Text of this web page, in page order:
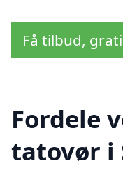
Få tilbud,
Fordele
tatovør i